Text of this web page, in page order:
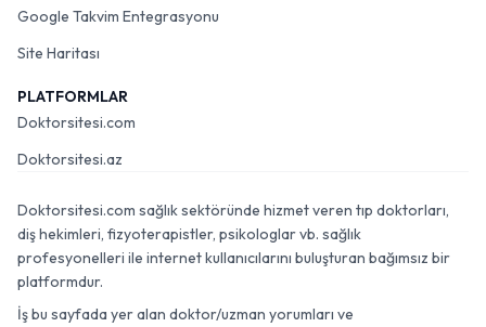
Google Takvim Entegrasyonu
Site Haritası
PLATFORMLAR
Doktorsitesi.com
Doktorsitesi.az
Doktorsitesi.com sağlık sektöründe hizmet veren tıp doktorları,
diş hekimleri, fizyoterapistler, psikologlar vb. sağlık
profesyonelleri ile internet kullanıcılarını buluşturan bağımsız bir
platformdur.
İş bu sayfada yer alan doktor/uzman yorumları ve